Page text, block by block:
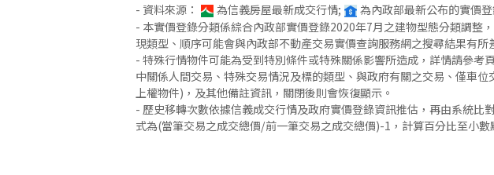
- 資料來源： 為信義房屋最新成交行情; 為內政部最新公布的實價
- 本實價登錄分類係綜合內政部實價登錄2020年7月之建物型態分類調整
現類型、順序可能會與內政部不動產交易實價查詢服務網之搜尋結果有所
- 特殊行情物件可能為受到特別條件或特殊關係影響所造成，詳情請參
中關係人間交易、特殊交易情況及標的類型、與政府有關之交易、僅車
上權物件)，及其他備註資訊，關閉後則會恢復顯示。
- 歷史移轉次數依據信義成交行情及政府實價登錄資訊推估，再由系統
式為(當筆交易之成交總價/前一筆交易之成交總價)-1，計算百分比至小